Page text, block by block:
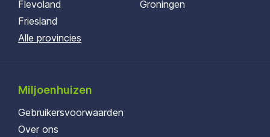
Flevoland
Friesland
Groningen
Alle provincies
Miljoenhuizen
Gebruikersvoorwaarden
Over ons